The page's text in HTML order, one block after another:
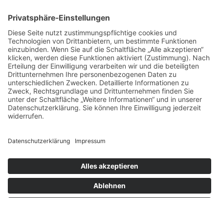
Medizin Mode Möbel Orthopädisch
Personalisieren Pflege Produkt Roboter
Schuhe Skandinavien Sport Stahl
Staubsauger Trampolin Umzug Verpackung